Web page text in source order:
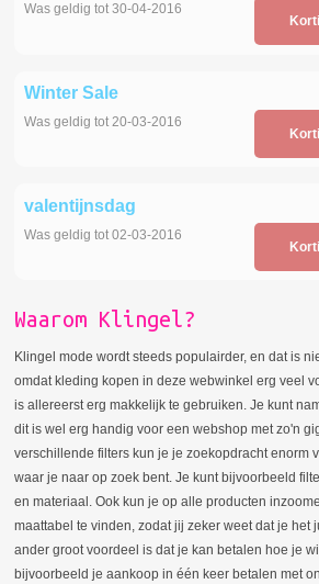
Was geldig tot 30-04-2016
Winter Sale
Was geldig tot 20-03-2016
valentijnsdag
Was geldig tot 02-03-2016
Waarom Klingel?
Klingel mode wordt steeds populairder, en dat is
omdat kleding kopen in deze webwinkel erg veel
is allereerst erg makkelijk te gebruiken. Je kunt
dit is wel erg handig voor een webshop met zo'n
verschillende filters kun je je zoekopdracht enorm
waar je naar op zoek bent. Je kunt bijvoorbeeld
en materiaal. Ook kun je op alle producten
maattabel te vinden, zodat jij zeker weet dat je het
ander groot voordeel is dat je kan betalen hoe je
bijvoorbeeld je aankoop in één keer betalen met